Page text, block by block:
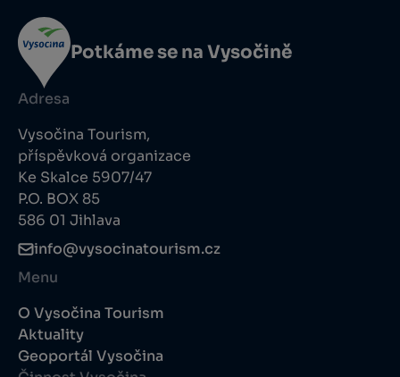
Potkáme se na Vysočině
Adresa
Vysočina Tourism,
příspěvková organizace
Ke Skalce 5907/47
P.O. BOX 85
586 01 Jihlava
info@vysocinatourism.cz
Menu
O Vysočina Tourism
Aktuality
Geoportál Vysočina